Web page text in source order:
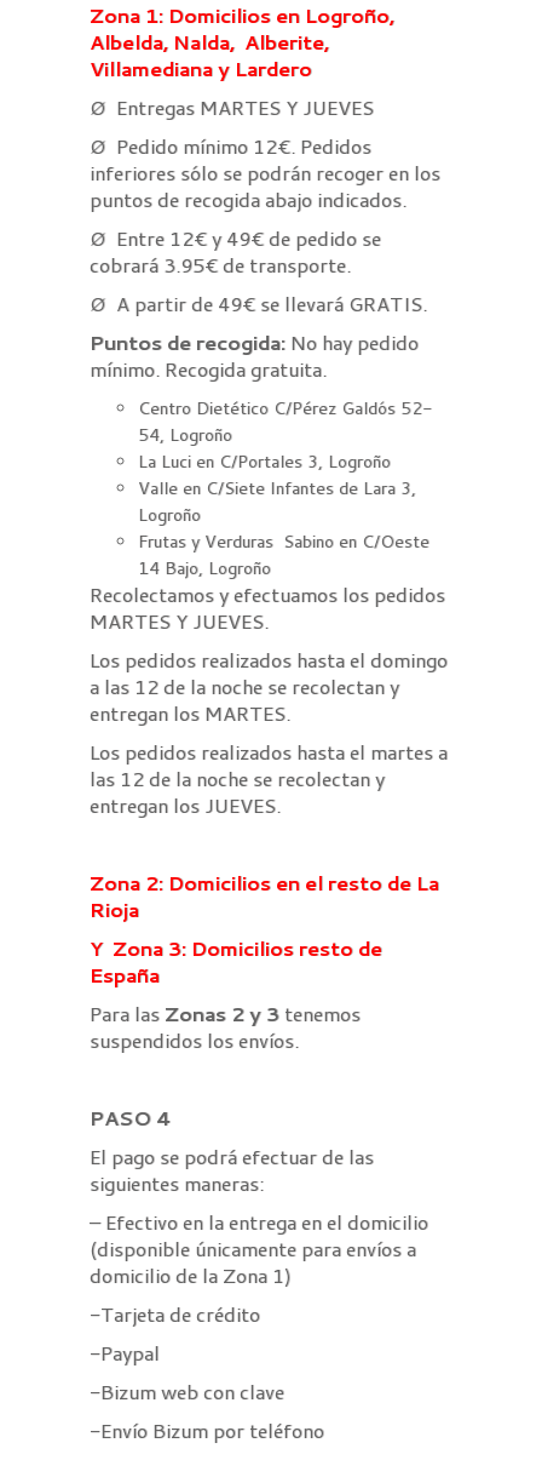
Zona 1: Domicilios en Logroño,
Albelda, Nalda, Alberite,
Villamediana y Lardero
Ø Entregas MARTES Y JUEVES
Ø Pedido mínimo 12€. Pedidos
inferiores sólo se podrán recoger en los
puntos de recogida abajo indicados.
Ø Entre 12€ y 49€ de pedido se
cobrará 3.95€ de transporte.
Ø A partir de 49€ se llevará GRATIS.
Puntos de recogida: No hay pedido
mínimo. Recogida gratuita.
Centro Dietético C/Pérez Galdós 52-
54, Logroño
La Luci en C/Portales 3, Logroño
Valle en C/Siete Infantes de Lara 3,
Logroño
Frutas y Verduras Sabino en C/Oeste
14 Bajo, Logroño
Recolectamos y efectuamos los pedidos
MARTES Y JUEVES.
Los pedidos realizados hasta el domingo
a las 12 de la noche se recolectan y
entregan los MARTES.
Los pedidos realizados hasta el martes a
las 12 de la noche se recolectan y
entregan los JUEVES.
Zona 2: Domicilios en el resto de La
Rioja
Y Zona 3: Domicilios resto de
España
Para las Zonas 2 y 3 tenemos
suspendidos los envíos.
PASO 4
El pago se podrá efectuar de las
siguientes maneras:
– Efectivo en la entrega en el domicilio
(disponible únicamente para envíos a
domicilio de la Zona 1)
-Tarjeta de crédito
-Paypal
-Bizum web con clave
-Envío Bizum por teléfono